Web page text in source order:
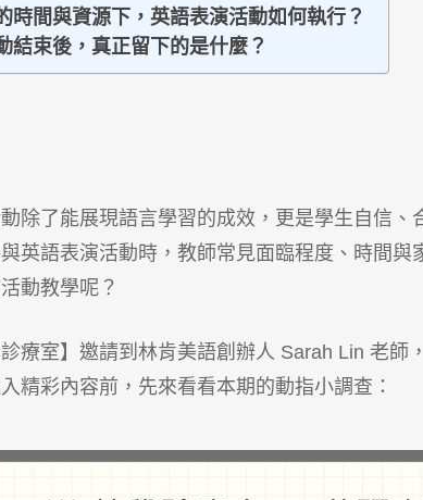
時間與資源下，英語表演活動如何執行？
結束後，真正留下的是什麼？
除了能展現語言學習的成效，更是學生自信
英語表演活動時，教師常見面臨程度、時間
動教學呢？
療室】邀請到林肯美語創辦人 Sarah Lin 老師
精彩內容前，先來看看本期的動指小調查：